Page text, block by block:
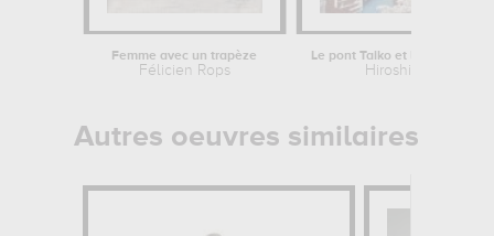
Femme avec un trapèze
Félicien Rops Hiroshige
Autres oeuvres similaires